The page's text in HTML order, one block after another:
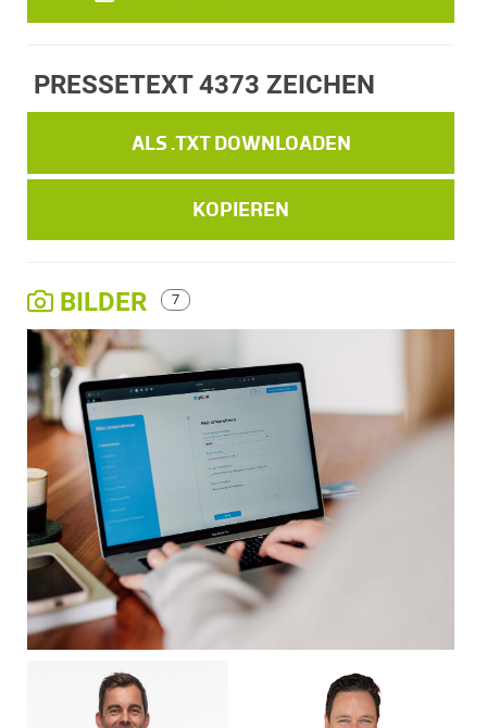
PRESSETEXT4373 ZEICHEN
ALS .TXT DOWNLOADEN
KOPIEREN
BILDER 7